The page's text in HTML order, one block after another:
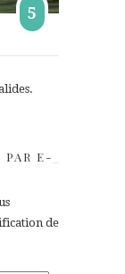
5
PAR E-
de